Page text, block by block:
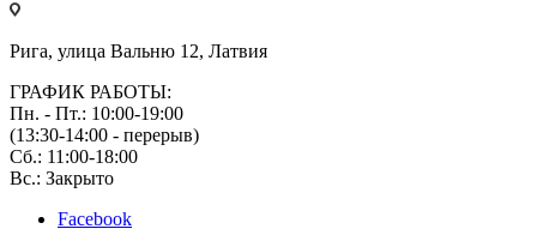
Рига, улица Вальню 12, Латвия
ГРАФИК РАБОТЫ:
Пн. - Пт.: 10:00-19:00
(13:30-14:00 - перерыв)
Сб.: 11:00-18:00
Вс.: Закрыто
Facebook